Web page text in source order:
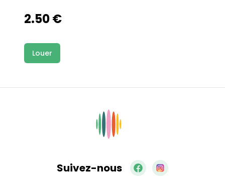
2.50€
Louer
Suivez-nous